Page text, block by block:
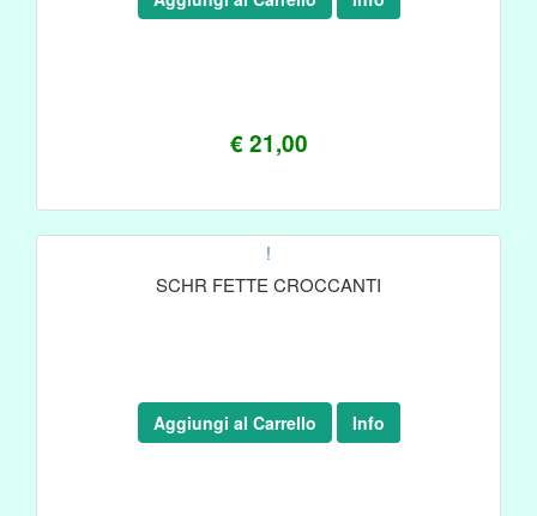
€ 21,00
!
SCHR FETTE CROCCANTI
Aggiungi al Carrello Info